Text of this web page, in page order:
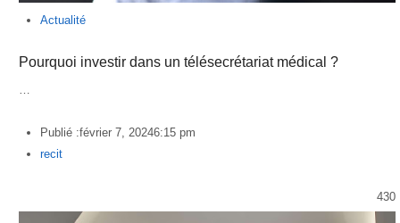
Actualité
Pourquoi investir dans un télésecrétariat médical ?
…
Publié :février 7, 20246:15 pm
Author
recit
430